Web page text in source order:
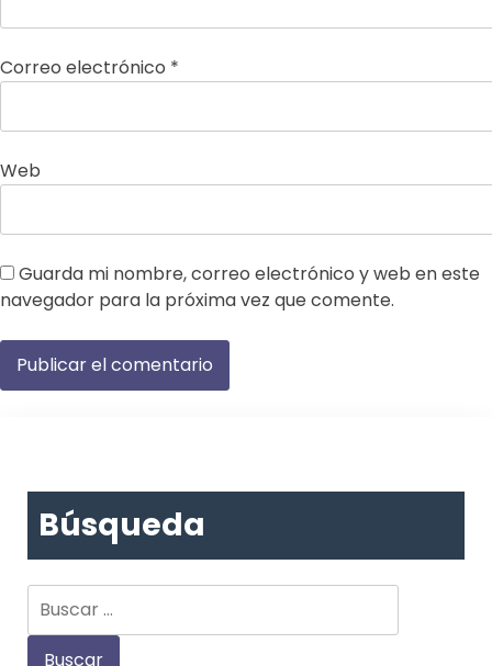
Correo electrónico *
Web
Guarda mi nombre, correo electrónico y web en este
navegador para la próxima vez que comente.
Búsqueda